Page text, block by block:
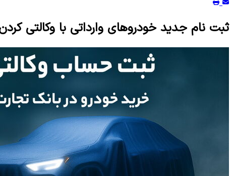
ثبت نام جدید خودروهای وارداتی با وکالتی